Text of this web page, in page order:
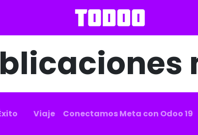
Viaje
Conectamos Meta con Odoo 19